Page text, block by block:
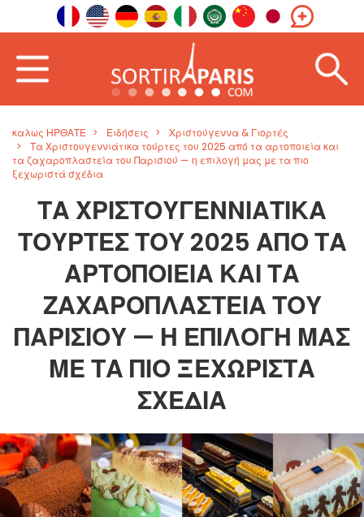
καλως ΗΡΘΑΤΕ Ειδήσεις
Χριστούγεννα & Γιορτές
Τα Χριστουγεννιάτικα τούρτες του 2025 από τα αρτοποιεία και
τα ζαχαροπλαστεία του Παρισιού — η επιλογή μας με τα πιο
ξεχωριστά σχέδια
ΤΑ ΧΡΙΣΤΟΥΓΕΝΝΙΆΤΙΚΑ
ΤΟΎΡΤΕΣ ΤΟΥ 2025 ΑΠΌ ΤΑ
ΑΡΤΟΠΟΙΕΊΑ ΚΑΙ ΤΑ
ΖΑΧΑΡΟΠΛΑΣΤΕΊΑ ΤΟΥ
ΠΑΡΙΣΙΟΎ — Η ΕΠΙΛΟΓΉ ΜΑΣ
ΜΕ ΤΑ ΠΙΟ ΞΕΧΩΡΙΣΤΆ
ΣΧΈΔΙΑ